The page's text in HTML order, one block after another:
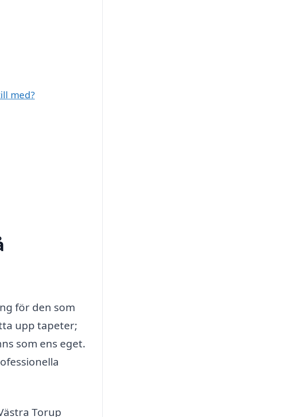
med?
för den som
upp tapeter;
som ens eget.
Torup